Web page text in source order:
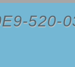
520-